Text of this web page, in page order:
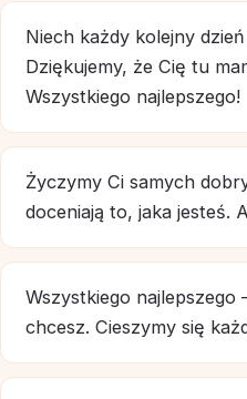
Niech każdy kolejny
Dziękujemy, że Cię tu
Wszystkiego najlepszego!
Życzymy Ci samych
doceniają to, jaka jesteś.
Wszystkiego
chcesz. Cieszymy się